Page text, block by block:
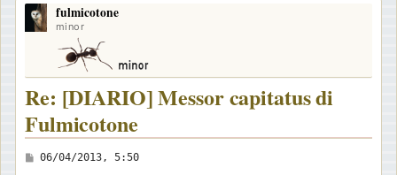
fulmicotone
minor
Re: [DIARIO] Messor capitatus di
Fulmicotone
M
06/04/2013, 5:50